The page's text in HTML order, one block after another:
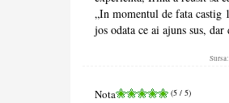
„In momentul de fata castig
jos odata ce ai ajuns sus,
Sursa:
Nota (5 / 5)